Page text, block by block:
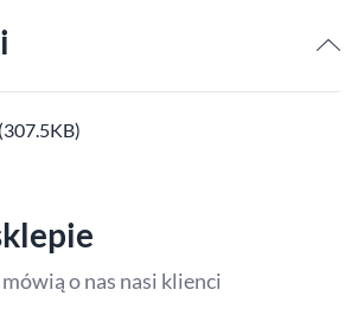
o nas nasi klienci